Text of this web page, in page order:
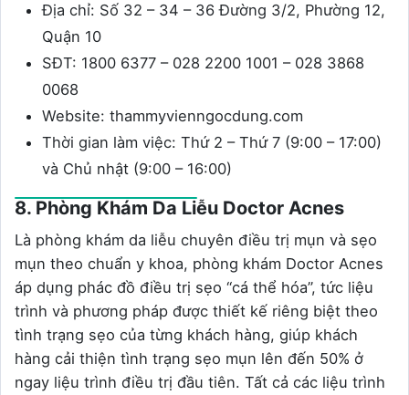
Địa chỉ: Số 32 – 34 – 36 Đường 3/2, Phường 12,
Quận 10
SĐT: 1800 6377 – 028 2200 1001 – 028 3868
0068
Website: thammyvienngocdung.com
Thời gian làm việc: Thứ 2 – Thứ 7 (9:00 – 17:00)
và Chủ nhật (9:00 – 16:00)
8. Phòng Khám Da Liễu Doctor Acnes
Là phòng khám da liễu chuyên điều trị mụn và sẹo
mụn theo chuẩn y khoa, phòng khám Doctor Acnes
áp dụng phác đồ điều trị sẹo “cá thể hóa”, tức liệu
trình và phương pháp được thiết kế riêng biệt theo
tình trạng sẹo của từng khách hàng, giúp khách
hàng cải thiện tình trạng sẹo mụn lên đến 50% ở
ngay liệu trình điều trị đầu tiên. Tất cả các liệu trình